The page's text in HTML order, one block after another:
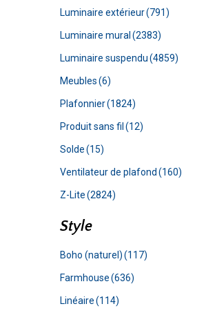
Luminaire extérieur(791)
Luminaire mural (2383)
Luminaire suspendu(4859)
Meubles(6)
Plafonnier(1824)
Produit sans fil (12)
Solde(15)
Ventilateur de plafond (160)
Z-Lite(2824)
Style
Boho (naturel)(117)
Farmhouse(636)
Linéaire(114)